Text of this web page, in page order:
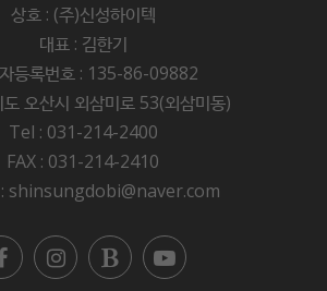
상호 : (주)신성하이텍
대표 : 김한기
등록번호 : 135-86-09882
도 오산시 외삼미로 53(외삼미동)
Tel : 031-214-2400
FAX : 031-214-2410
shinsungdobi@naver.com